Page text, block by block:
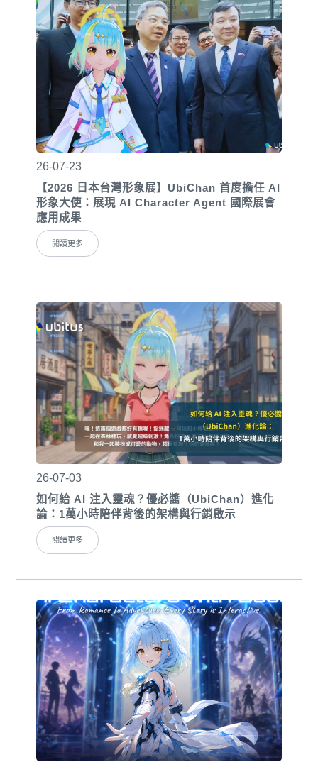
26-07-23
【2026 日本台灣形象展】UbiChan 首度擔任 AI
形象大使：展現 AI Character Agent 國際展會
應用成果
閱讀更多
26-07-03
如何給 AI 注入靈魂？優必醬（UbiChan）進化
論：1萬小時陪伴背後的架構與行銷啟示
閱讀更多